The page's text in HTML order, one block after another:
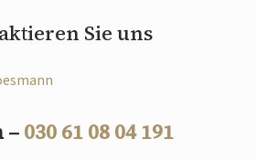
Sie uns
–030 61 08 04 191